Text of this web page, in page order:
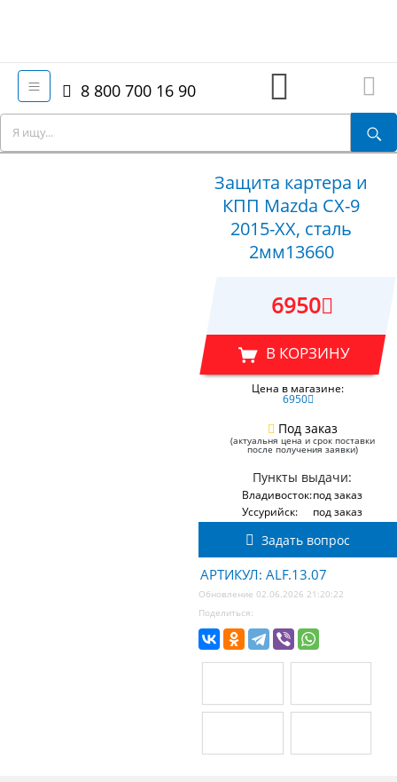
8 800 700 16 90
Защита картера и
КПП Mazda CX-9
2015-XX, сталь
2мм13660
6950
В КОРЗИНУ
Цена в магазине:
6950
Под заказ
(актуальня цена и срок поставки
после получения заявки)
Пункты выдачи:
Владивосток:под заказ
Уссурийск:
под заказ
Задать вопрос
АРТИКУЛ: ALF.13.07
Обновление 02.06.2026 21:20:22
Поделиться: